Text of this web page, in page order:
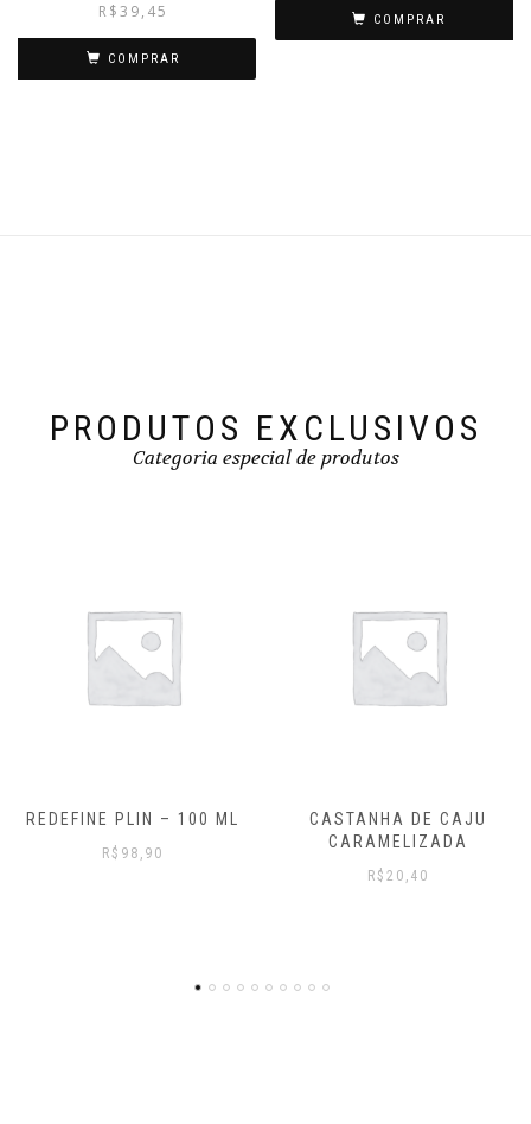
R$39,45
COMPRAR
COMPRAR
PRODUTOS EXCLUSIVOS
Categoria especial de produtos
CASTANHA DE CAJU
CARAMELIZADA
OSTEOLIVE 1000MG –
VITAMINA D, CÁLCIO,
ZINCO E MAGNÉSIO – 60
CÁPSULAS